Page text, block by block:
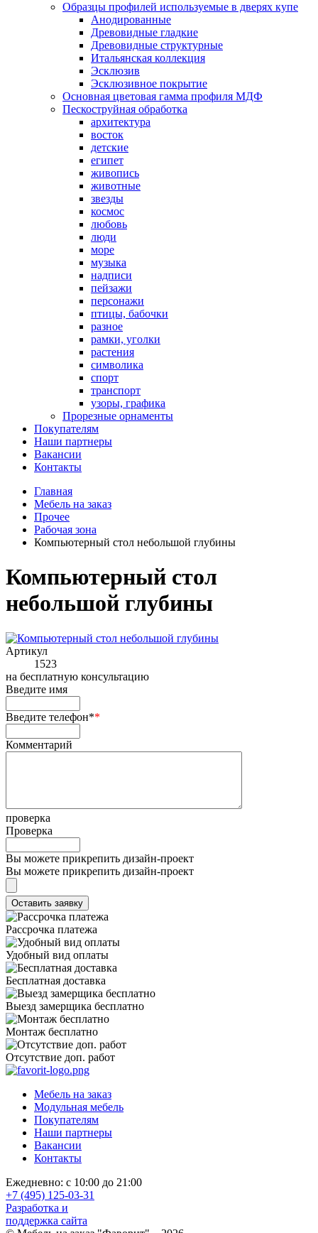
Образцы профилей используемые в дверях купе
Анодированные
Древовидные гладкие
Древовидные структурные
Итальянская коллекция
Эсклюзив
Эсклюзивное покрытие
Основная цветовая гамма профиля МДФ
Пескоструйная обработка
архитектура
восток
детские
египет
живопись
животные
звезды
космос
любовь
люди
море
музыка
надписи
пейзажи
персонажи
птицы, бабочки
разное
рамки, уголки
растения
символика
спорт
транспорт
узоры, графика
Прорезные орнаменты
Покупателям
Наши партнеры
Вакансии
Контакты
Главная
Мебель на заказ
Прочее
Рабочая зона
Компьютерный стол небольшой глубины
Компьютерный стол
небольшой глубины
Артикул
1523
на бесплатную консультацию
Введите имя
Введите телефон**
Комментарий
проверка
Проверка
Вы можете прикрепить дизайн-проект
Вы можете прикрепить дизайн-проект
Рассрочка платежа
Удобный вид оплаты
Бесплатная доставка
Выезд замерщика бесплатно
Монтаж бесплатно
Отсутствие доп. работ
Мебель на заказ
Модульная мебель
Покупателям
Наши партнеры
Вакансии
Контакты
Ежедневно: с 10:00 до 21:00
+7 (495) 125-03-31
Разработка и
поддержка сайта